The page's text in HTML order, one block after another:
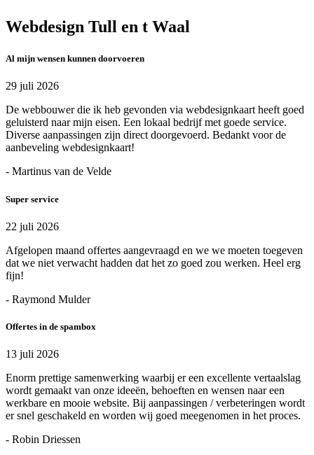
Webdesign Tull en t Waal
Al mijn wensen kunnen doorvoeren
29 juli 2026
De webbouwer die ik heb gevonden via webdesignkaart heeft goed
geluisterd naar mijn eisen. Een lokaal bedrijf met goede service.
Diverse aanpassingen zijn direct doorgevoerd. Bedankt voor de
aanbeveling webdesignkaart!
- Martinus van de Velde
Super service
22 juli 2026
Afgelopen maand offertes aangevraagd en we we moeten toegeven
dat we niet verwacht hadden dat het zo goed zou werken. Heel erg
fijn!
- Raymond Mulder
Offertes in de spambox
13 juli 2026
Enorm prettige samenwerking waarbij er een excellente vertaalslag
wordt gemaakt van onze ideeën, behoeften en wensen naar een
werkbare en mooie website. Bij aanpassingen / verbeteringen wordt
er snel geschakeld en worden wij goed meegenomen in het proces.
- Robin Driessen